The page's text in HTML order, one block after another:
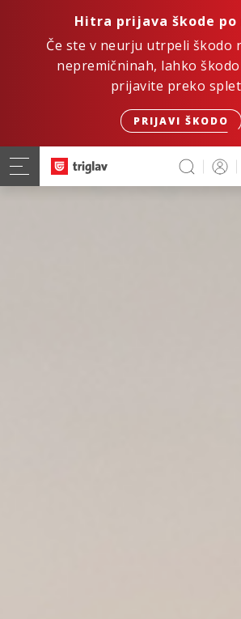
Hitra prijava škode po
Če ste v neurju utrpeli škodo
nepremičninah, lahko
prijavite preko
PRIJAVI ŠKODO